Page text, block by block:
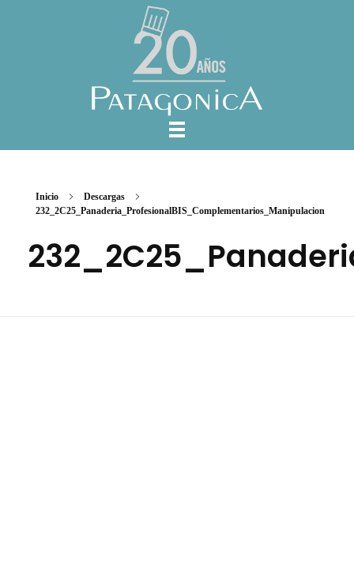
Inicio
Descargas
232_2C25_Panaderia_ProfesionalBIS_Complementarios_Manipulacion